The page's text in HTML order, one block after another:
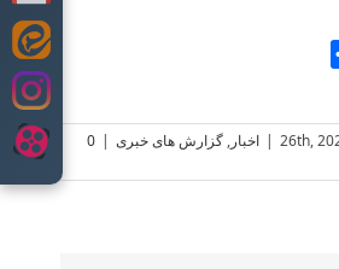
| اخبار, گزارش های خبری |
0